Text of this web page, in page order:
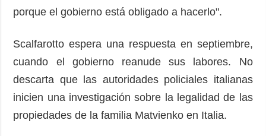
porque el gobierno está obligado a hacerlo".
Scalfarotto espera una respuesta en septiembre,
cuando el gobierno reanude sus labores. No
descarta que las autoridades policiales italianas
inicien una investigación sobre la legalidad de las
propiedades de la familia Matvienko en Italia.